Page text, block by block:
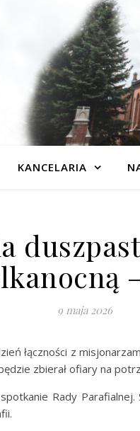
KANCELARIA
9 maja 2026
łączności z
zbierał ofiary na
Rady